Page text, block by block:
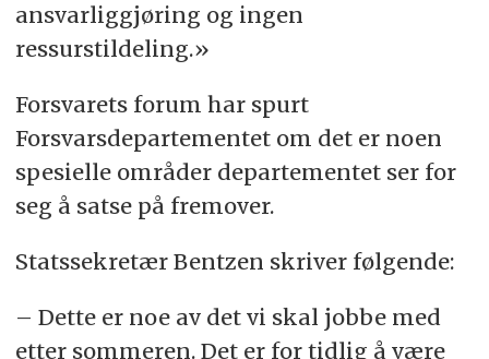
ansvarliggjøring og ingen
ressurstildeling.»
Forsvarets forum har spurt
Forsvarsdepartementet om det er noen
spesielle områder departementet ser for
seg å satse på fremover.
Statssekretær Bentzen skriver følgende:
– Dette er noe av det vi skal jobbe med
etter sommeren. Det er for tidlig å være